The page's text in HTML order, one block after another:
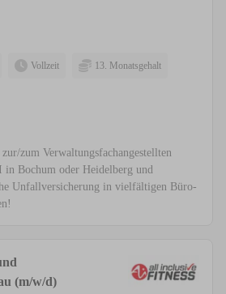
Vollzeit 13. Monatsgehalt
zum Verwaltungsfachangestellten
Bochum oder Heidelberg und
Unfallversicherung in vielfältigen Büro-
(m/w/d)